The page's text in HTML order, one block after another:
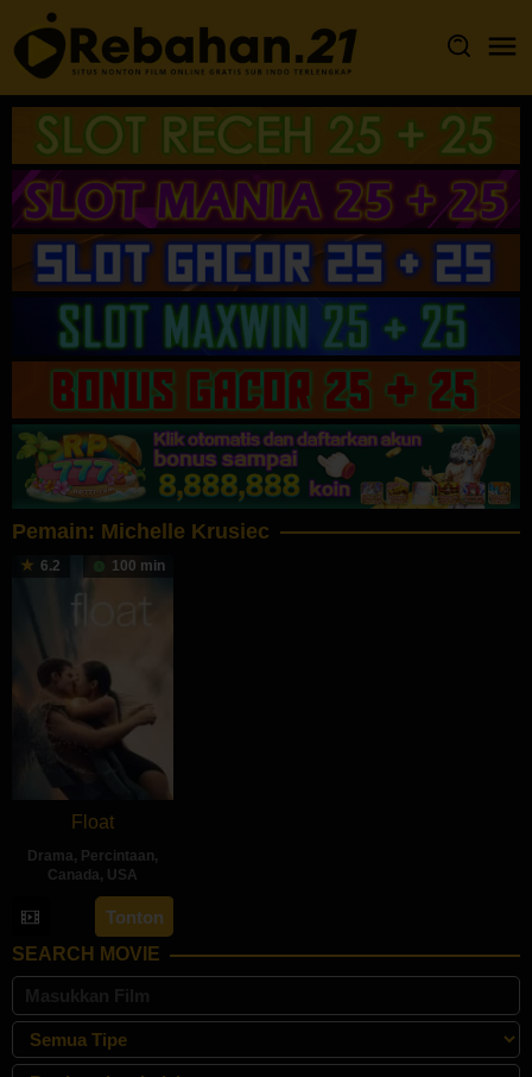
Loncat
ke
konten
Pemain: Michelle Krusiec
6.2 100 min
Float
Drama, Percintaan,
Canada, USA
Feb
2024
Jeremy
Doiron
Tonton
SEARCH MOVIE